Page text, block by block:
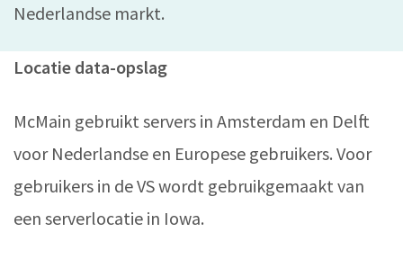
Nederlandse markt.
Locatie data-opslag
McMain gebruikt servers in Amsterdam en Delft
voor Nederlandse en Europese gebruikers. Voor
gebruikers in de VS wordt gebruikgemaakt van
een serverlocatie in Iowa.